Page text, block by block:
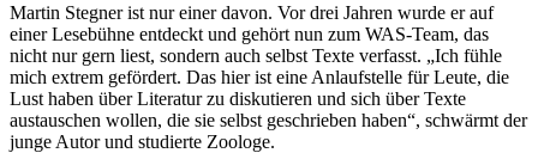
Martin Stegner ist nur einer davon. Vor drei Jahren wurde er auf
einer Lesebühne entdeckt und gehört nun zum WAS-Team, das
nicht nur gern liest, sondern auch selbst Texte verfasst. „Ich fühle
mich extrem gefördert. Das hier ist eine Anlaufstelle für Leute, die
Lust haben über Literatur zu diskutieren und sich über Texte
austauschen wollen, die sie selbst geschrieben haben“, schwärmt der
junge Autor und studierte Zoologe.